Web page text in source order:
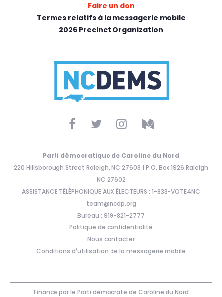
Faire un don
Termes relatifs à la messagerie mobile
2026 Precinct Organization
Parti démocratique de Caroline du Nord
220 Hillsborough Street Raleigh, NC 27603 | P.O. Box 1926 Raleigh
NC 27602
ASSISTANCE TÉLÉPHONIQUE AUX ÉLECTEURS : 1-833-VOTE4NC
team@ncdp.org
Bureau : 919-821-2777
Politique de confidentialité
Nous contacter
Conditions d'utilisation de la messagerie mobile
Financé par le Parti démocrate de Caroline du Nord